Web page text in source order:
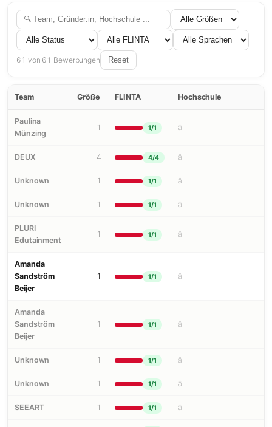
61 von 61 Bewerbungen Reset
Team Größe FLINTA Hochschule
Paulina
Münzing
1 1/1 â
DEUX 4 4/4 â
Unknown 1 1/1 â
Unknown 1 1/1 â
PLURI
Edutainment
1 1/1 â
Amanda
Sandström
Beijer
1 1/1 â
Amanda
Sandström
Beijer
1 1/1 â
Unknown 1 1/1 â
Unknown 1 1/1 â
SEEART 1 1/1 â